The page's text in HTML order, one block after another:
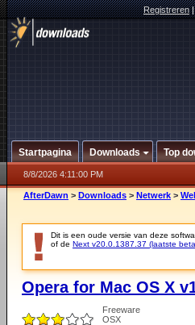
Registreren
Startpagina Downloads Top
8/8/2026 4:11:00 PM
AfterDawn > Downloads > Netwerk >
Dit is een oude versie van deze
of de Next v20.0.1387.37 (laatste
Opera for Mac OS X
Freeware
OSX